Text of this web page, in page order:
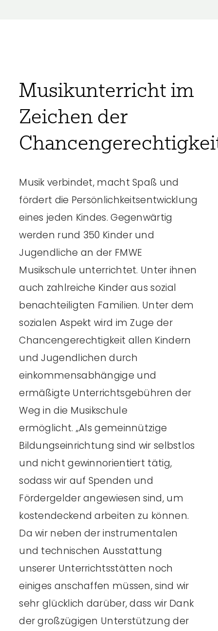
Musikunterricht im
Zeichen der
Musik verbindet, macht Spaß und
fördert die Persönlichkeitsentwicklung
eines jeden Kindes. Gegenwärtig
werden rund 350 Kinder und
Jugendliche an der FMWE
Musikschule unterrichtet. Unter ihnen
auch zahlreiche Kinder aus sozial
benachteiligten Familien. Unter dem
sozialen Aspekt wird im Zuge der
Chancengerechtigkeit allen Kindern
und Jugendlichen durch
einkommensabhängige und
ermäßigte Unterrichtsgebühren der
Weg in die Musikschule
ermöglicht. „Als gemeinnützige
Bildungseinrichtung sind wir selbstlos
und nicht gewinnorientiert tätig,
sodass wir auf Spenden und
Fördergelder angewiesen sind, um
kostendeckend arbeiten zu können.
Da wir neben der instrumentalen
und technischen Ausstattung
unserer Unterrichtsstätten noch
einiges anschaffen müssen, sind wir
sehr glücklich darüber, dass wir Dank
der großzügigen Unterstützung der